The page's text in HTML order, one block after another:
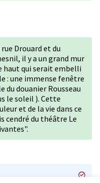
Drouard et du
il y a un grand mur
haut qui serait embelli
: une immense fenêtre
du douanier Rousseau
le soleil ). Cette
et de la vie dans ce
cendré du théâtre Le